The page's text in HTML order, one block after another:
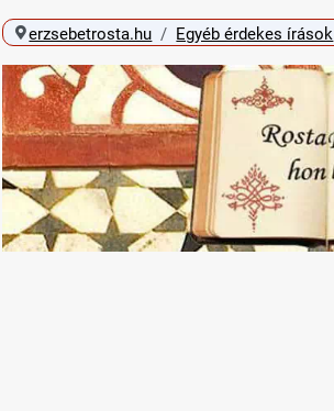
erzsebetrosta.hu Egyéb érdekes írások